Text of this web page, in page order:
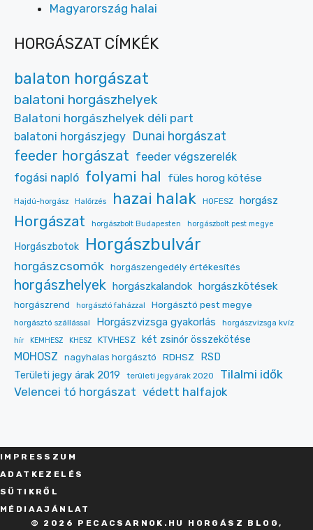
Magyarország halai
HORGÁSZAT CÍMKÉK
balaton horgászat
balatoni horgászhelyek
Balatoni horgászhelyek déli part
balatoni horgászjegy Dunai horgászat
feeder horgászat feeder végszerelék
fogási napló folyami hal füles horog kötése
Hajdú-horgász Halőrzés hazai halak HOFESZ horgász
Horgászat horgászbolt Budapesten horgászbolt pest megye
Horgászbotok Horgászbulvár
horgászcsomók horgászengedély értékesítés
horgászhelyek horgászkalandok horgászkötések
horgászrend horgásztó faházzal Horgásztó pest megye
horgásztó szállással Horgászvizsga gyakorlás
horgászvizsga kvíz
hír
KEMHESZ KHESZ KTVHESZ két zsinór összekötése
MOHOSZ nagyhalas horgásztó RDHSZ RSD
Területi jegy árak 2019 területi jegyárak 2020
Tilalmi idők
Velencei tó horgászat védett halfajok
IMPRESSZU M
ADATKEZELÉS
SÜT IKRŐL
MÉDIAAJÁNLAT
© 2026 PECACSARNOK.HU HORGÁSZ BLOG,